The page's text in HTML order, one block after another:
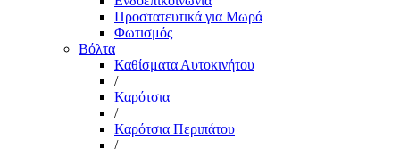
Προστατευτικά για Μωρά
Φωτισμός
Βόλτα
Καθίσματα Αυτοκινήτου
/
Καρότσια
/
Καρότσια Περιπάτου
/